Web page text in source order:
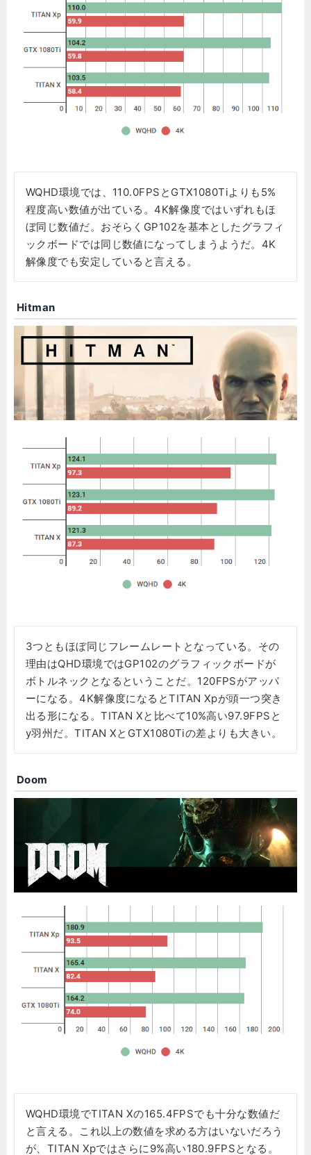
WQHD環境では、110.0FPSとGTX1080Tiよりも5%
程度高い数値が出ている。4K解像度ではいずれもほ
ぼ同じ数値だ。おそらくGP102を基本としたグラフィ
ックボードでは同じ数値になってしまうようだ。4K
解像度でも安定していると言える。
Hitman
3つともほぼ同じフレームレートとなっている。その
理由はQHD環境ではGP102のグラフィックボードが
ボトルネックとなるということだ。120FPSがアッパ
ーになる。4K解像度になるとTITAN Xpが頭一つ突き
出る形になる。TITAN Xと比べて10%高い97.9FPSと
y羽州だ。TITAN XとGTX1080Tiの差よりも大きい。
Doom
WQHD環境でTITAN Xの165.4FPSでも十分な数値だ
と言える。これ以上の数値を求める方はいないだろう
が、TITAN Xpではさらに9%高い180.9FPSとなる。